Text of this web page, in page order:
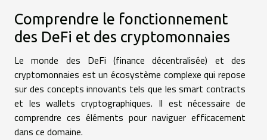
Comprendre le fonctionnement
des DeFi et des cryptomonnaies
Le monde des DeFi (finance décentralisée) et des
cryptomonnaies est un écosystème complexe qui repose
sur des concepts innovants tels que les smart contracts
et les wallets cryptographiques. Il est nécessaire de
comprendre ces éléments pour naviguer efficacement
dans ce domaine.